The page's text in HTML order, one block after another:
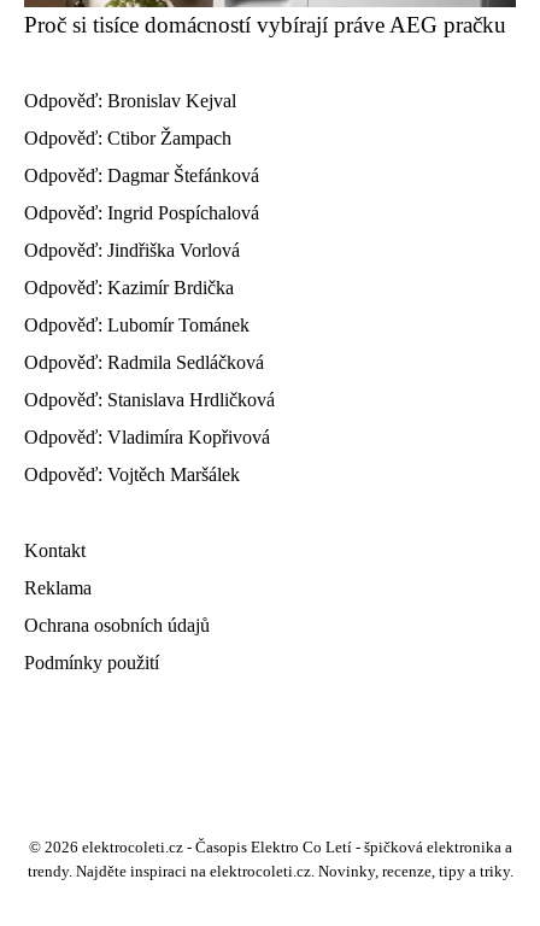
Proč si tisíce domácností vybírají práve AEG pračku
Odpověď: Bronislav Kejval
Odpověď: Ctibor Žampach
Odpověď: Dagmar Štefánková
Odpověď: Ingrid Pospíchalová
Odpověď: Jindřiška Vorlová
Odpověď: Kazimír Brdička
Odpověď: Lubomír Tománek
Odpověď: Radmila Sedláčková
Odpověď: Stanislava Hrdličková
Odpověď: Vladimíra Kopřivová
Odpověď: Vojtěch Maršálek
Kontakt
Reklama
Ochrana osobních údajů
Podmínky použití
© 2026 elektrocoleti.cz - Časopis Elektro Co Letí - špičková elektronika a
trendy. Najděte inspiraci na elektrocoleti.cz. Novinky, recenze, tipy a triky.